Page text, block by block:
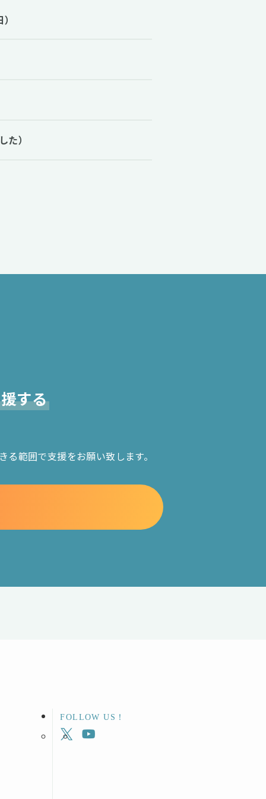
）
する
範囲で支援をお願い致します。
FOLLOW US！